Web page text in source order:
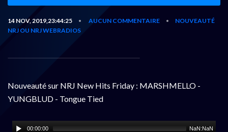
14 NOV, 2019,23:44:25 • AUCUN COMMENTAIRE •
NOUVEAUTÉ
NRJ OU NRJ WEBRADIOS
Nouveauté sur NRJ New Hits Friday : MARSHMELLO -
YUNGBLUD - Tongue Tied
00:00:00 NaN:NaN